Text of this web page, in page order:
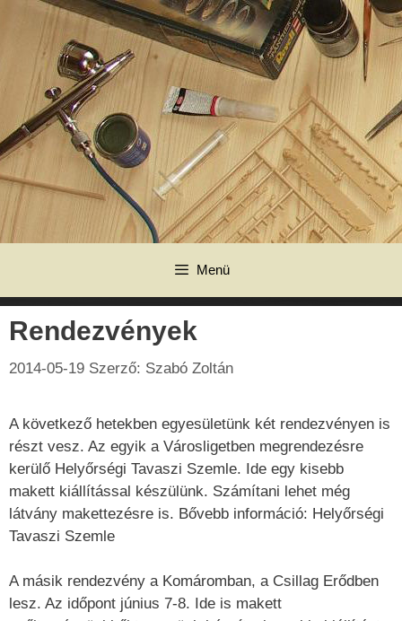
Kilépés
tartalomba
Menü
Rendezvények
2014-05-19 Szerző: Szabó Zoltán
A következő hetekben egyesületünk két rendezvényen is
részt vesz. Az egyik a Városligetben megrendezésre
kerülő Helyőrségi Tavaszi Szemle. Ide egy kisebb
makett kiállítással készülünk. Számítani lehet még
látvány makettezésre is. Bővebb információ: Helyőrségi
Tavaszi Szemle
A másik rendezvény a Komáromban, a Csillag Erődben
lesz. Az időpont június 7-8. Ide is makett